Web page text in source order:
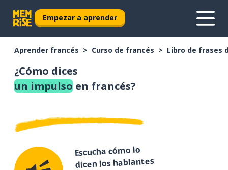
Empezar a aprender
Aprender francés Curso de francés Libro de frases
¿Cómo dices
un impulso en francés?
Escucha cómo lo
dicen los hablantes